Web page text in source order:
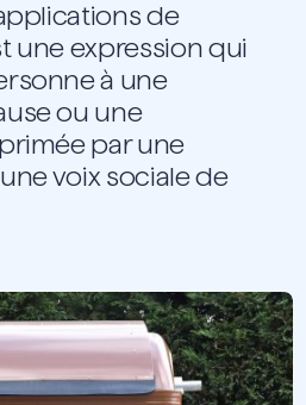
de
une expression qui
à une
ou une
par une
voix sociale de